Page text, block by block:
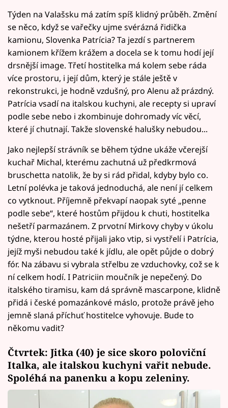
Týden na Valašsku má zatím spíš klidný průběh. Změní
se něco, když se vařečky ujme svérázná řidička
kamionu, Slovenka Patrícia? Ta jezdí s partnerem
kamionem křížem krážem a docela se k tomu hodí její
drsnější image. Třetí hostitelka má kolem sebe ráda
více prostoru, i její dům, který je stále ještě v
rekonstrukci, je hodně vzdušný, pro Alenu až prázdný.
Patrícia vsadí na italskou kuchyni, ale recepty si upraví
podle sebe nebo i zkombinuje dohromady víc věcí,
které jí chutnají. Takže slovenské halušky nebudou...
Jako nejlepší strávník se během týdne ukáže včerejší
kuchař Michal, kterému zachutná už předkrmová
bruschetta natolik, že by si rád přidal, kdyby bylo co.
Letní polévka je taková jednoduchá, ale není jí celkem
co vytknout. Příjemně překvapí naopak syté „penne
podle sebe“, které hostům přijdou k chuti, hostitelka
nešetří parmazánem. Z prvotní Mirkovy chyby v úkolu
týdne, kterou hosté přijali jako vtip, si vystřelí i Patrícia,
jejíž myši nebudou také k jídlu, ale opět půjde o dobrý
fór. Na zábavu si vybrala střelbu ze vzduchovky, což se k
ní celkem hodí. I Patriciin moučník je nepečený. Do
italského tiramisu, kam dá správně mascarpone, klidně
přidá i české pomazánkové máslo, protože právě jeho
jemně slaná příchuť hostitelce vyhovuje. Bude to
někomu vadit?
Čtvrtek: Jitka (40) je sice skoro poloviční
Italka, ale italskou kuchyni vařit nebude.
Spoléhá na panenku a kopu zeleniny.